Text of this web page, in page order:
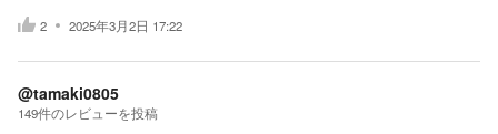
2 2025年3月2日 17:22
@tamaki0805
149件のレビューを投稿